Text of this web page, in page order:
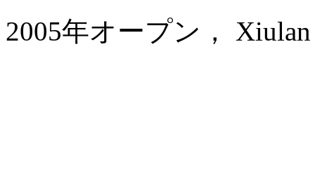
2005年オープン，